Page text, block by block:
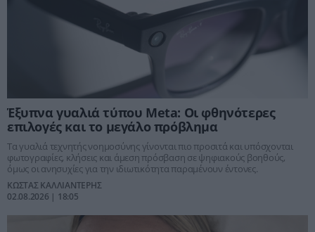
Έξυπνα γυαλιά τύπου Meta: Οι φθηνότερες
επιλογές και το μεγάλο πρόβλημα
Τα γυαλιά τεχνητής νοημοσύνης γίνονται πιο προσιτά και υπόσχονται
φωτογραφίες, κλήσεις και άμεση πρόσβαση σε ψηφιακούς βοηθούς,
όμως οι ανησυχίες για την ιδιωτικότητα παραμένουν έντονες.
ΚΩΣΤΑΣ ΚΑΛΛΙΑΝΤΕΡΗΣ
02.08.2026 | 18:05